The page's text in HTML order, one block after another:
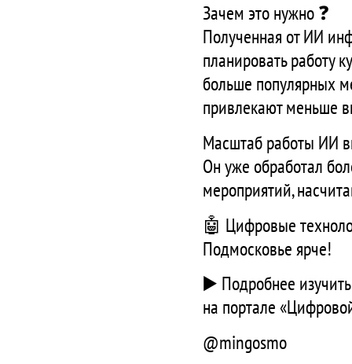
Зачем это нужно ❓
Полученная от ИИ
планировать работу
больше популярных
привлекают меньше
Масштаб работы ИИ
Он уже обработал
мероприятий,
🤖 Цифровые
Подмосковье ярче!
▶️ Подробнее
на портале
@mingosmo